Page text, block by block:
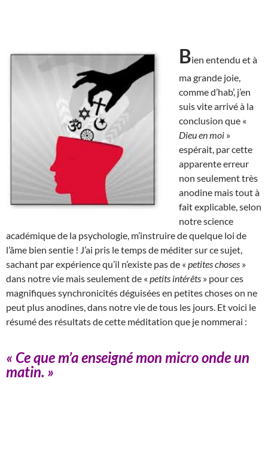
Bien entendu et à
ma grande joie,
comme d’hab’, j’en
suis vite arrivé à la
conclusion que «
Dieu en moi »
espérait, par cette
apparente erreur
non seulement très
anodine mais tout à
fait explicable, selon
notre science
académique de la psychologie, m’instruire de quelque loi de
l’âme bien sentie ! J’ai pris le temps de méditer sur ce sujet,
sachant par expérience qu’il n’existe pas de « petites choses »
dans notre vie mais seulement de « petits intérêts » pour ces
magnifiques synchronicités déguisées en petites choses on ne
peut plus anodines, dans notre vie de tous les jours. Et voici le
résumé des résultats de cette méditation que je nommerai :
« Ce que m’a enseigné mon micro onde un
matin. »